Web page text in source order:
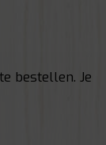
bestellen. Je